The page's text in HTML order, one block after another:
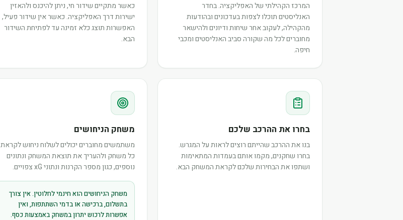
המרכז הקהילתי של האפליקציה. בחדר
האנליסטים תוכלו לצפות בעדכונים ובהודעות
מהקהילה, לעקוב אחר שיחות ודיונים ולהישאר
מחוברים לכל מה שקורה סביב האנליסטים ומכבי
חיפה.
כאשר מתקיים שידור חי, ניתן להיכנס ולהאזין
ישירות דרך האפליקציה. כאשר אין שידור פעיל,
האפשרות תוצג כלא זמינה עד לפתיחת השידור
הבא.
בחרו את ההרכב שלכם
בנו את ההרכב שהייתם רוצים לראות על המגרש.
בחרו שחקנים, מקמו אותם בעמדות המתאימות
ושתפו את הבחירות שלכם לקראת המשחק הבא.
משחק הניחושים
משתמשים מחוברים יכולים לשלוח ניחוש לקראת
כל משחק ולהעריך את תוצאת המשחק ונתונים
נוספים, כגון מספר הקרנות ונתוני xG צפויים.
משחק הניחושים הוא חינמי לחלוטין. אין צורך
בתשלום, ברכישה או בדמי השתתפות, ואין
אפשרות לרכוש יתרון במשחק באמצעות כסף.